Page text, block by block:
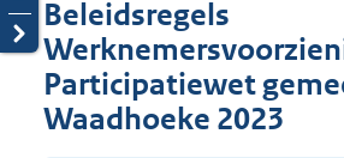
Beleidsregels
Participatiewet
Waadhoeke 2023